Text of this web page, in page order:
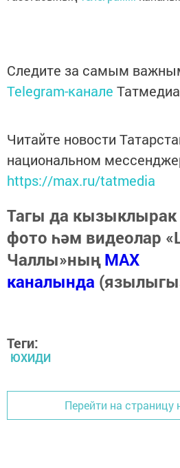
Следите за самым
Telegram-канале Татмедиа
Читайте новости
национальном
https://max.ru/tatmedia
Тагы да кызыклырак
фото һәм видеолар
Чаллы»ныңMAX
каналында
Теги:
ЮХИДИ
Перейти на страницу